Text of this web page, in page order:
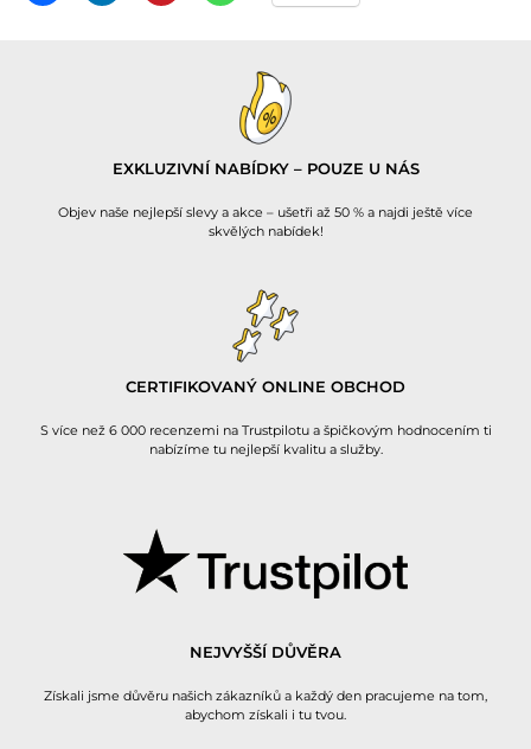
EXKLUZIVNÍ NABÍDKY – POUZE U NÁS
Objev naše nejlepší slevy a akce – ušetři až 50 % a najdi ještě více
skvělých nabídek!
CERTIFIKOVANÝ ONLINE OBCHOD
S více než 6 000 recenzemi na Trustpilotu a špičkovým hodnocením ti
nabízíme tu nejlepší kvalitu a služby.
NEJVYŠŠÍ DŮVĚRA
Získali jsme důvěru našich zákazníků a každý den pracujeme na tom,
abychom získali i tu tvou.